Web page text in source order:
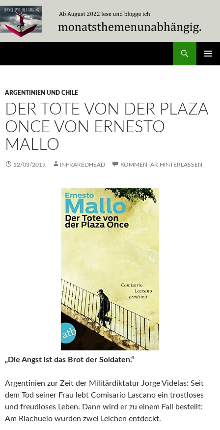
Zum
Inhalt
springen
ARGENTINIEN UND CHILE
DER TOTE VON DER PLAZA
ONCE VON ERNESTO
MALLO
12/03/2019 INFRAREDHEAD KOMMENTAR HINTERLASSEN
„Die Angst ist das Brot der Soldaten.“
Argentinien zur Zeit der Militärdiktatur Jorge Videlas: Seit
dem Tod seiner Frau lebt Comisario Lascano ein trostloses
und freudloses Leben. Dann wird er zu einem Fall bestellt:
Am Riachuelo wurden zwei Leichen entdeckt.